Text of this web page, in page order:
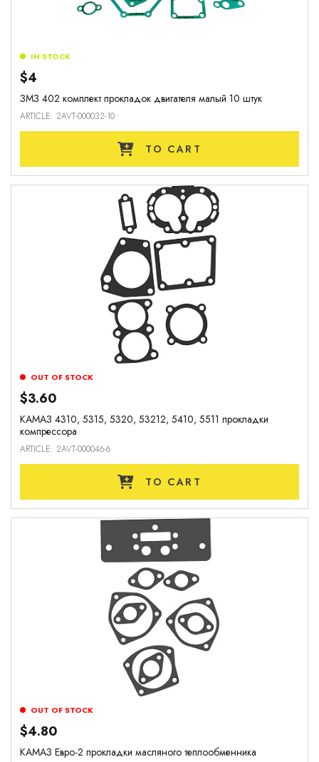
ЗМЗ 402 комплект прокладок двигателя малый 10 штук
ARTICLE: 2AVT-000032-10
IN STOCK
$4
TO CART
КАМАЗ 4310, 5315, 5320, 53212, 5410, 5511 прокладки
компрессора
ARTICLE: 2AVT-000046-6
OUT OF STOCK
$3.60
TO CART
КАМАЗ Евро-2 прокладки масляного теплообменника
OUT OF STOCK
$4.80